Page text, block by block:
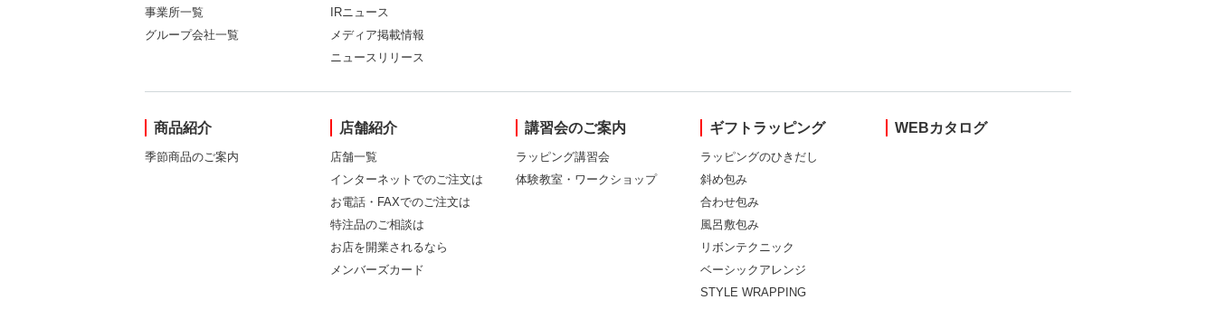
事業所一覧
グループ会社一覧
IRニュース
メディア掲載情報
ニュースリリース
商品紹介
季節商品のご案内
店舗紹介
店舗一覧
インターネットでのご注文は
お電話・FAXでのご注文は
特注品のご相談は
お店を開業されるなら
メンバーズカード
講習会のご案内
ラッピング講習会
体験教室・ワークショップ
ギフトラッピング
ラッピングのひきだし
斜め包み
合わせ包み
風呂敷包み
リボンテクニック
ベーシックアレンジ
STYLE WRAPPING
WEBカタログ